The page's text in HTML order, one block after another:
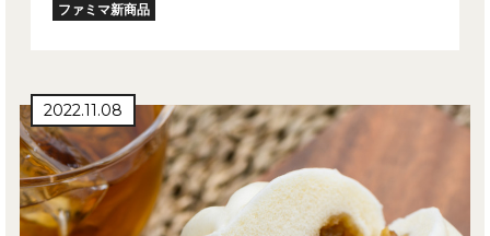
ファミマ新商品
2022.11.08